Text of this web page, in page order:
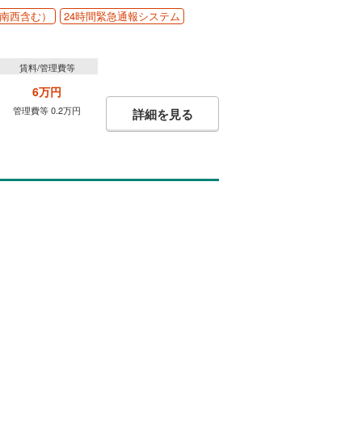
西含む） 24時間緊急通報システム
賃料/管理費等
6万円
管理費等 0.2万円 詳細を見る